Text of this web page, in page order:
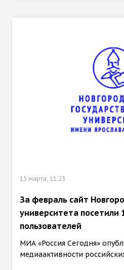
15 марта, 11:23
За февраль сайт
университета посетили
пользователей
МИА «Россия Сегодня»
медиаактивности